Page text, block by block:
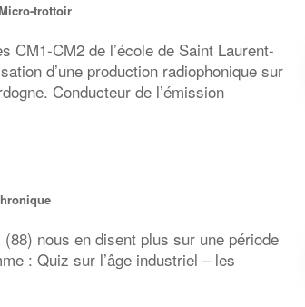
trottoir
CM1-CM2 de l’école de Saint Laurent-
d’une production radiophonique sur
Conducteur de l’émission
nous en disent plus sur une période
: Quiz sur l’âge industriel – les